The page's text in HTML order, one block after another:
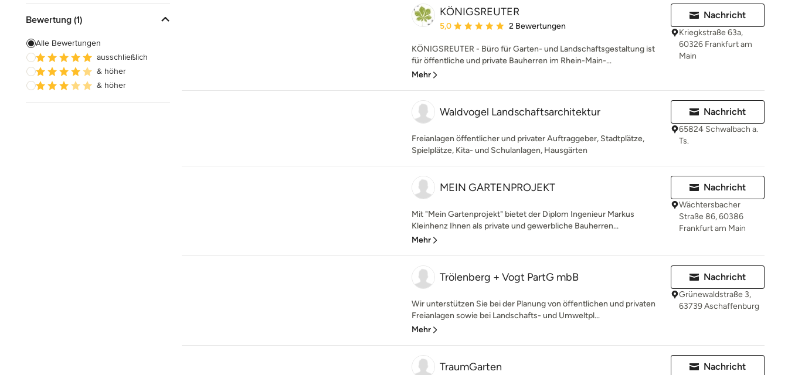
Bewertung (1)
Alle Bewertungen
ausschließlich
& höher
& höher
KÖNIGSREUTER
Durchschnittliche Bewertung: 5 von 5 Sternen
5,0 2 Bewertungen
KÖNIGSREUTER - Büro für Garten- und Landschaftsgestaltung ist
für öffentliche und private Bauherren im Rhein-Main-...
Mehr
Nachricht
Kriegkstraße 63a,
60326 Frankfurt am
Main
Waldvogel Landschaftsarchitektur
Freianlagen öffentlicher und privater Auftraggeber, Stadtplätze,
Spielplätze, Kita- und Schulanlagen, Hausgärten
Nachricht
65824 Schwalbach a.
Ts.
MEIN GARTENPROJEKT
Mit "Mein Gartenprojekt" bietet der Diplom Ingenieur Markus
Kleinhenz Ihnen als private und gewerbliche Bauherren...
Mehr
Nachricht
Wächtersbacher
Straße 86, 60386
Frankfurt am Main
Trölenberg + Vogt PartG mbB
Wir unterstützen Sie bei der Planung von öffentlichen und privaten
Freianlagen sowie bei Landschafts- und Umweltpl...
Mehr
Nachricht
Grünewaldstraße 3,
63739 Aschaffenburg
TraumGarten Nachricht